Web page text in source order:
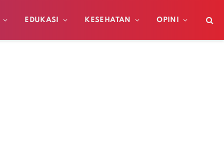
EDUKASI KESEHATAN OPINI